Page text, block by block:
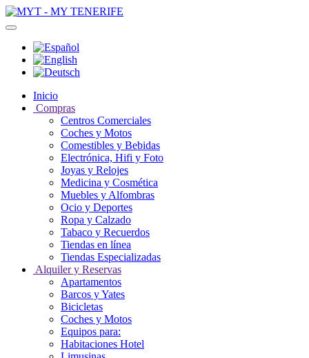
Inicio
Compras
Centros Comerciales
Coches y Motos
Comestibles y Bebidas
Electrónica, Hifi y Foto
Joyas y Relojes
Medicina y Cosmética
Muebles y Alfombras
Ocio y Deportes
Ropa y Calzado
Tabaco y Recuerdos
Tiendas en línea
Tiendas Especializadas
Alquiler y Reservas
Apartamentos
Barcos y Yates
Bicicletas
Coches y Motos
Equipos para:
Habitaciones Hotel